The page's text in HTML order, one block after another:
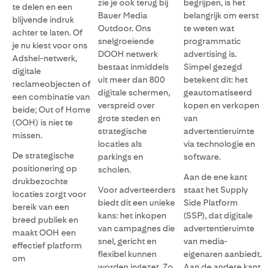
te delen en een
blijvende indruk
achter te laten. Of
je nu kiest voor ons
Adshel-netwerk,
digitale
reclameobjecten of
een combinatie van
beide; Out of Home
(OOH) is niet te
missen.
De strategische
positionering op
drukbezochte
locaties zorgt voor
bereik van een
breed publiek en
maakt OOH een
effectief platform
om
zie je ook terug bij
Bauer Media
Outdoor. Ons
snelgroeiende
DOOH netwerk
bestaat inmiddels
uit meer dan 800
digitale schermen,
verspreid over
grote steden en
strategische
locaties als
parkings en
scholen.
Voor adverteerders
biedt dit een unieke
kans: het inkopen
van campagnes die
snel, gericht en
flexibel kunnen
begrijpen, is het
belangrijk om eerst
te weten wat
programmatic
advertising is.
Simpel gezegd
betekent dit: het
geautomatiseerd
kopen en verkopen
van
advertentieruimte
via technologie en
software.
Aan de ene kant
staat het Supply
Side Platform
(SSP), dat digitale
advertentieruimte
van media-
eigenaren aanbiedt.